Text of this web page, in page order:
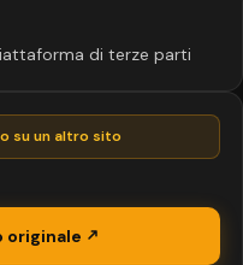
di terze parti
su un altro sito
originale